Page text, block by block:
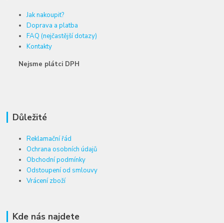
Jak nakoupit?
Doprava a platba
FAQ (nejčastější dotazy)
Kontakty
Nejsme plátci DPH
Důležité
Reklamační řád
Ochrana osobních údajů
Obchodní podmínky
Odstoupení od smlouvy
Vrácení zboží
Kde nás najdete